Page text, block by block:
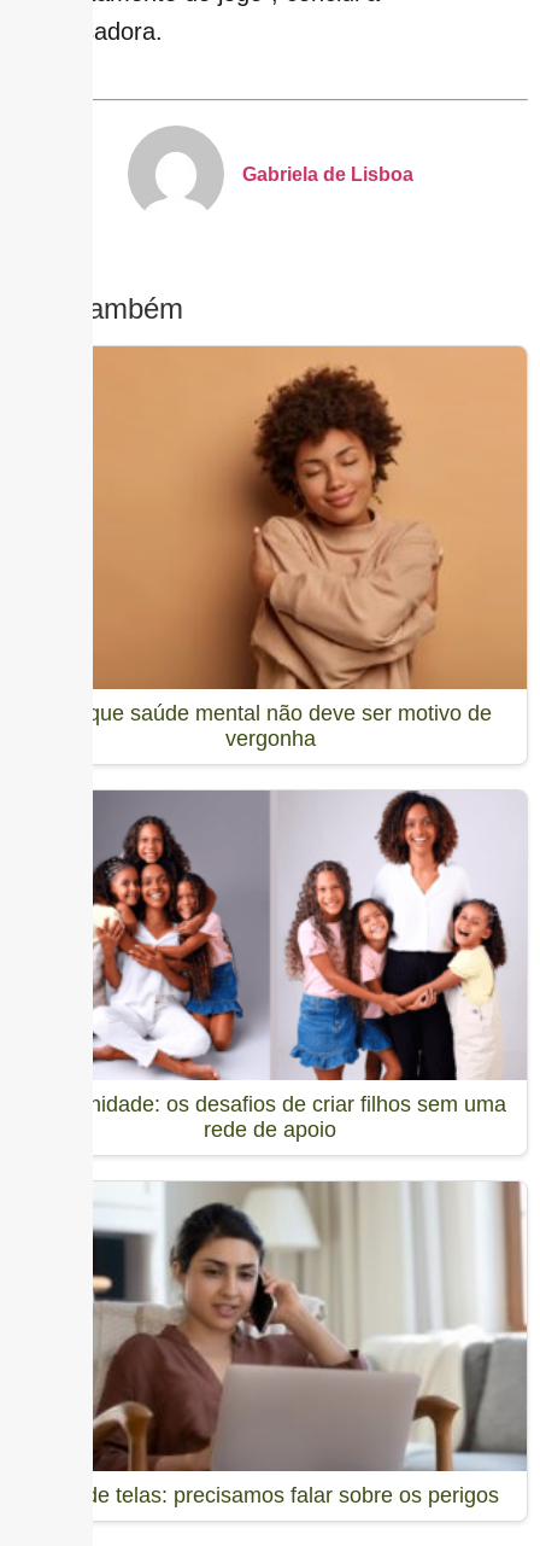
pesquisadora.
Gabriela de Lisboa
Leia Também
Por que saúde mental não deve ser motivo de
vergonha
Maternidade: os desafios de criar filhos sem uma
rede de apoio
Uso de telas: precisamos falar sobre os perigos